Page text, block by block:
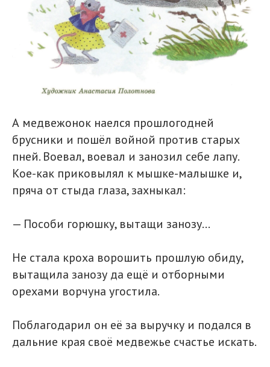
А медвежонок наелся прошлогодней
брусники и пошёл войной против старых
пней. Воевал, воевал и занозил себе лапу.
Кое-как приковылял к мышке-малышке и,
пряча от стыда глаза, захныкал:
— Пособи горюшку, вытащи занозу…
Не стала кроха ворошить прошлую обиду,
вытащила занозу да ещё и отборными
орехами ворчуна угостила.
Поблагодарил он её за выручку и подался в
дальние края своё медвежье счастье искать.